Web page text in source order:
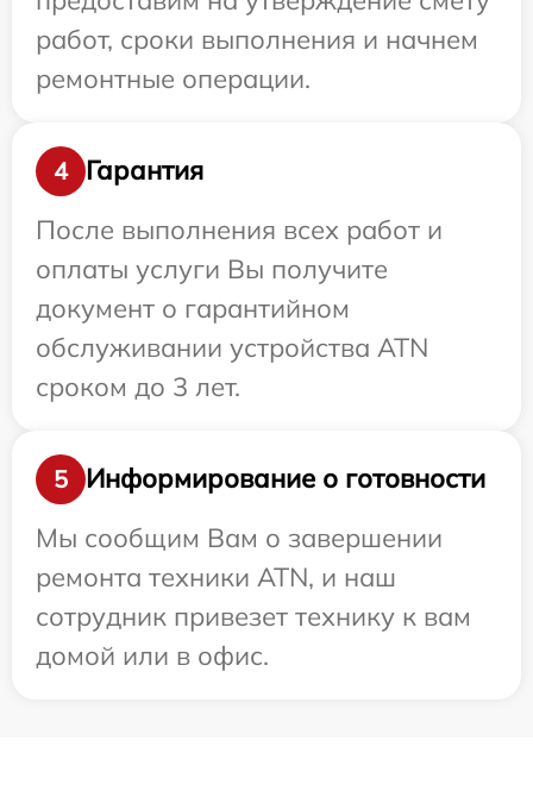
работ, сроки выполнения и начнем
ремонтные операции.
4
Гарантия
После выполнения всех работ и
оплаты услуги Вы получите
документ о гарантийном
обслуживании устройства ATN
сроком до 3 лет.
5
Информирование о готовности
Мы сообщим Вам о завершении
ремонта техники ATN, и наш
сотрудник привезет технику к вам
домой или в офис.